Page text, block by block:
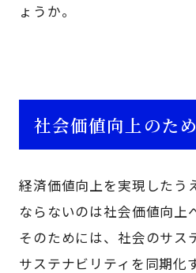
ょうか。
社会価値向上のた
経済価値向上を実現したう
ならないのは社会価値向上
そのためには、社会のサス
サステナビリティを同期化